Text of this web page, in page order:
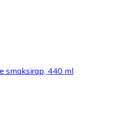
smaksirap, 440 ml